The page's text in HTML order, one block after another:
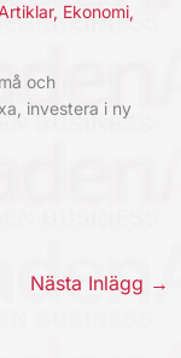
, Ekonomi,
och
investera i ny
Nästa Inlägg →